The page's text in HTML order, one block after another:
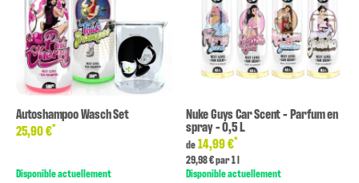
Autoshampoo Wasch Set
25,90 €*
Disponible actuellement
Nuke Guys Car Scent - Parfum en
spray - 0,5 L
de14,99 €*
29,98 € par 1 l
Disponible actuellement